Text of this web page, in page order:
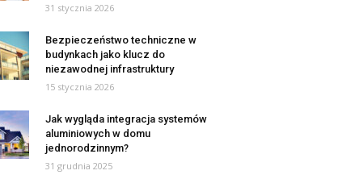
31 stycznia 2026
Bezpieczeństwo techniczne w
budynkach jako klucz do
niezawodnej infrastruktury
15 stycznia 2026
Jak wygląda integracja systemów
aluminiowych w domu
jednorodzinnym?
31 grudnia 2025